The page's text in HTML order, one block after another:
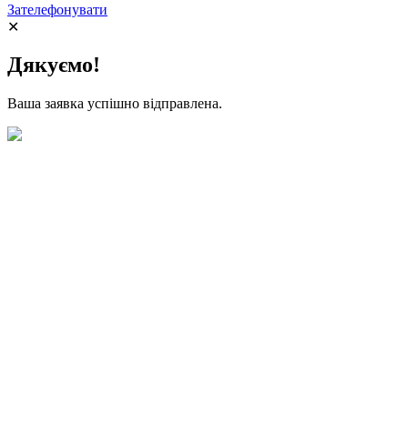
Зателефонувати
✕
Дякуємо!
Ваша заявка успішно відправлена.